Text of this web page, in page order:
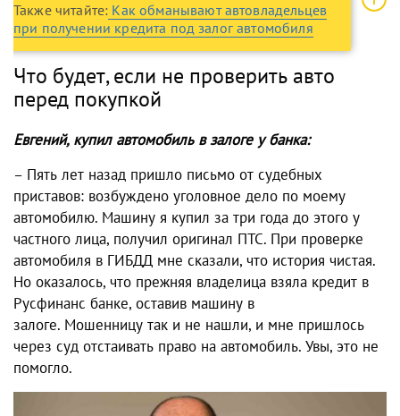
Также читайте: Как обманывают автовладельцев
при получении кредита под залог автомобиля
Что будет, если не проверить авто
перед покупкой
Евгений, купил автомобиль в залоге у банка:
– Пять лет назад пришло письмо от судебных
приставов: возбуждено уголовное дело по моему
автомобилю. Машину я купил за три года до этого у
частного лица, получил оригинал ПТС. При проверке
автомобиля в ГИБДД мне сказали, что история чистая.
Но оказалось, что прежняя владелица взяла кредит в
Русфинанс банке, оставив машину в
залоге. Мошенницу так и не нашли, и мне пришлось
через суд отстаивать право на автомобиль. Увы, это не
помогло.